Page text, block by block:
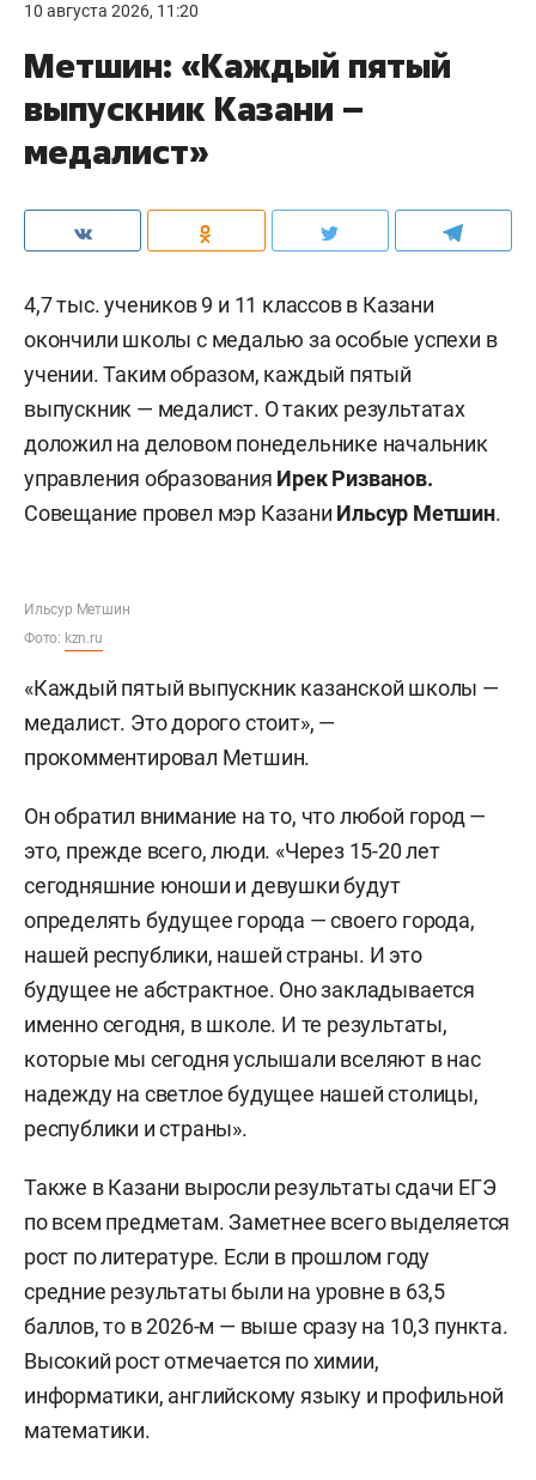
10 августа 2026, 11:20
Метшин: «Каждый пятый
выпускник Казани –
медалист»
4,7 тыс. учеников 9 и 11 классов в Казани
окончили школы с медалью за особые успехи в
учении. Таким образом, каждый пятый
выпускник — медалист. О таких результатах
доложил на деловом понедельнике начальник
управления образования Ирек Ризванов.
Совещание провел мэр Казани Ильсур Метшин.
Ильсур Метшин
Фото: kzn.ru
«Каждый пятый выпускник казанской школы —
медалист. Это дорого стоит», —
прокомментировал Метшин.
Он обратил внимание на то, что любой город —
это, прежде всего, люди. «Через 15-20 лет
сегодняшние юноши и девушки будут
определять будущее города — своего города,
нашей республики, нашей страны. И это
будущее не абстрактное. Оно закладывается
именно сегодня, в школе. И те результаты,
которые мы сегодня услышали вселяют в нас
надежду на светлое будущее нашей столицы,
республики и страны».
Также в Казани выросли результаты сдачи ЕГЭ
по всем предметам. Заметнее всего выделяется
рост по литературе. Если в прошлом году
средние результаты были на уровне в 63,5
баллов, то в 2026-м — выше сразу на 10,3 пункта.
Высокий рост отмечается по химии,
информатики, английскому языку и профильной
математики.